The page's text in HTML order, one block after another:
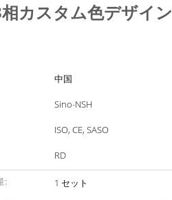
カスタム色デザイン
中国
Sino-NSH
ISO, CE, SASO
RD
:
1 セット